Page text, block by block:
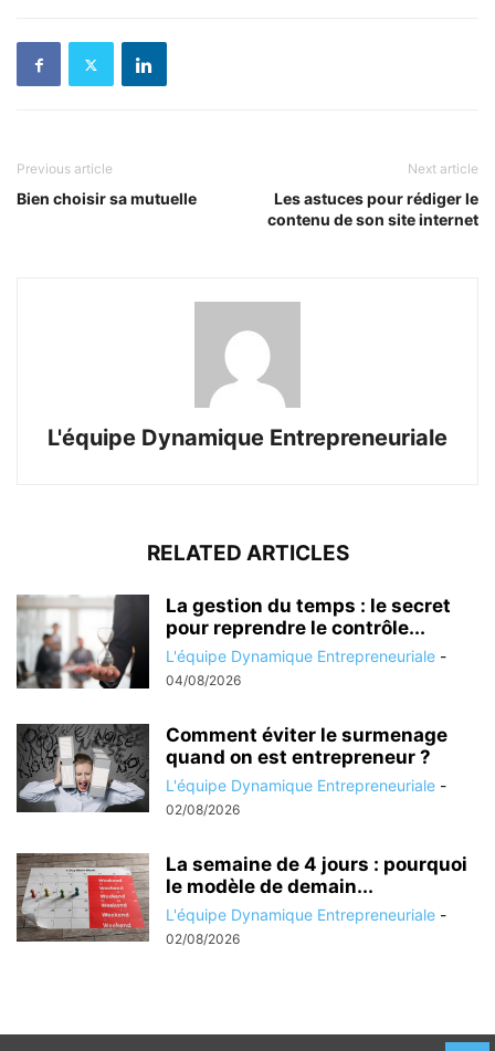
Previous article
Bien choisir sa mutuelle
Next article
Les astuces pour rédiger le
contenu de son site internet
L'équipe Dynamique Entrepreneuriale
RELATED ARTICLES
La gestion du temps : le secret
pour reprendre le contrôle...
L'équipe Dynamique Entrepreneuriale -
04/08/2026
Comment éviter le surmenage
quand on est entrepreneur ?
L'équipe Dynamique Entrepreneuriale -
02/08/2026
La semaine de 4 jours : pourquoi
le modèle de demain...
L'équipe Dynamique Entrepreneuriale -
02/08/2026